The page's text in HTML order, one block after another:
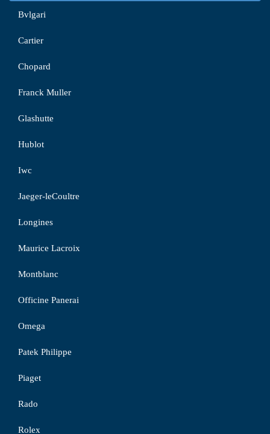
Bvlgari
Cartier
Chopard
Franck Muller
Glashutte
Hublot
Iwc
Jaeger-leCoultre
Longines
Maurice Lacroix
Montblanc
Officine Panerai
Omega
Patek Philippe
Piaget
Rado
Rolex